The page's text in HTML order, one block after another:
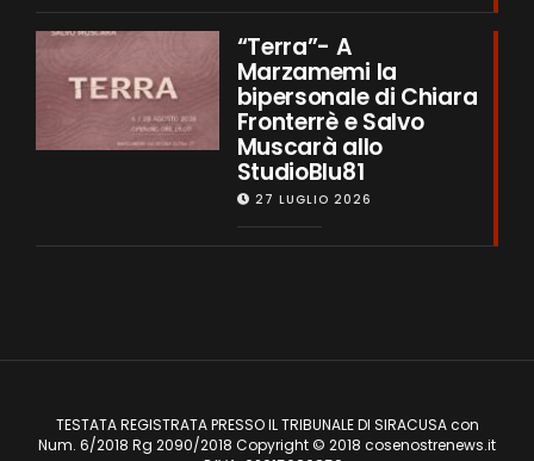
“Terra”- A
Marzamemi la
bipersonale di Chiara
Fronterrè e Salvo
Muscarà allo
StudioBlu81
27 LUGLIO 2026
TESTATA REGISTRATA PRESSO IL TRIBUNALE DI SIRACUSA con
Num. 6/2018 Rg 2090/2018 Copyright © 2018 cosenostrenews.it